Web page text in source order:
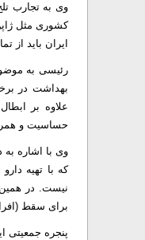
وی به تجارب
کشوری مثل
ایران باید از
رئیسی به
بهداشت در
علاوه بر
حساسیت و
وی با اشاره
که با تهیه
نیست. در
برای سقط
پنجره جمعیتی ایران بین ۱۵ تا ۲۰ سال